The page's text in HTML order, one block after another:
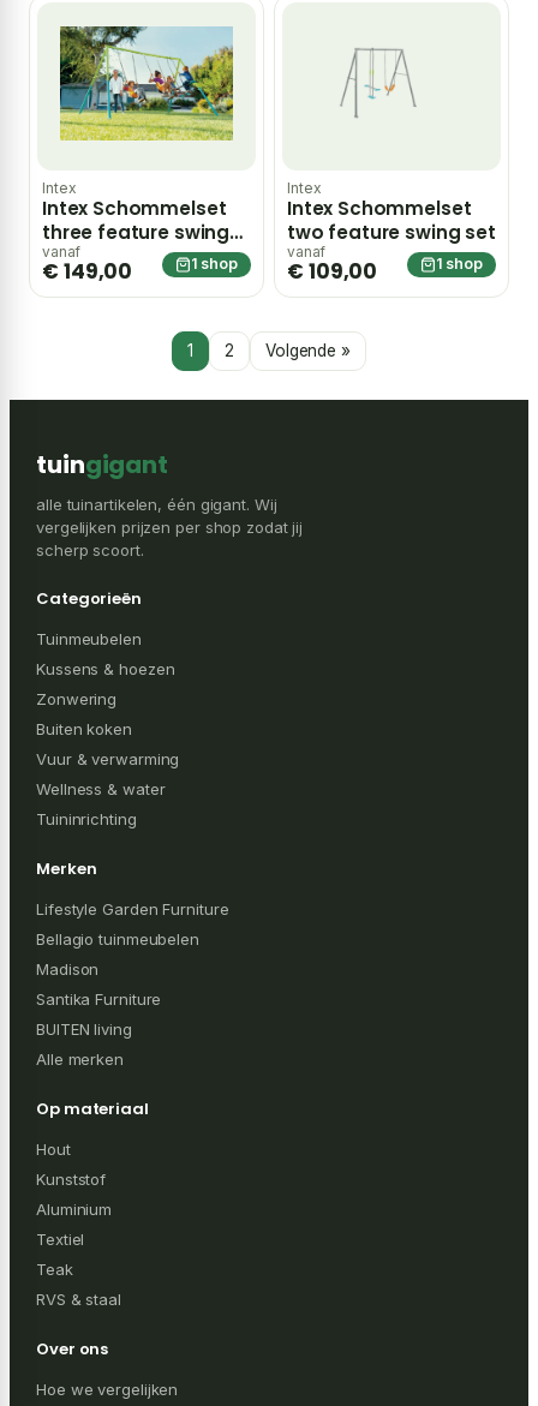
Intex
Intex Schommelset
three feature swing
set
vanaf
€ 149,00 1 shop
Intex
Intex Schommelset
two feature swing set
vanaf
€ 109,00 1 shop
1 2 Volgende »
tuingigant
alle tuinartikelen, één gigant. Wij
vergelijken prijzen per shop zodat jij
scherp scoort.
Categorieën
Tuinmeubelen
Kussens & hoezen
Zonwering
Buiten koken
Vuur & verwarming
Wellness & water
Tuininrichting
Merken
Lifestyle Garden Furniture
Bellagio tuinmeubelen
Madison
Santika Furniture
BUITEN living
Alle merken
Op materiaal
Hout
Kunststof
Aluminium
Textiel
Teak
RVS & staal
Over ons
Hoe we vergelijken